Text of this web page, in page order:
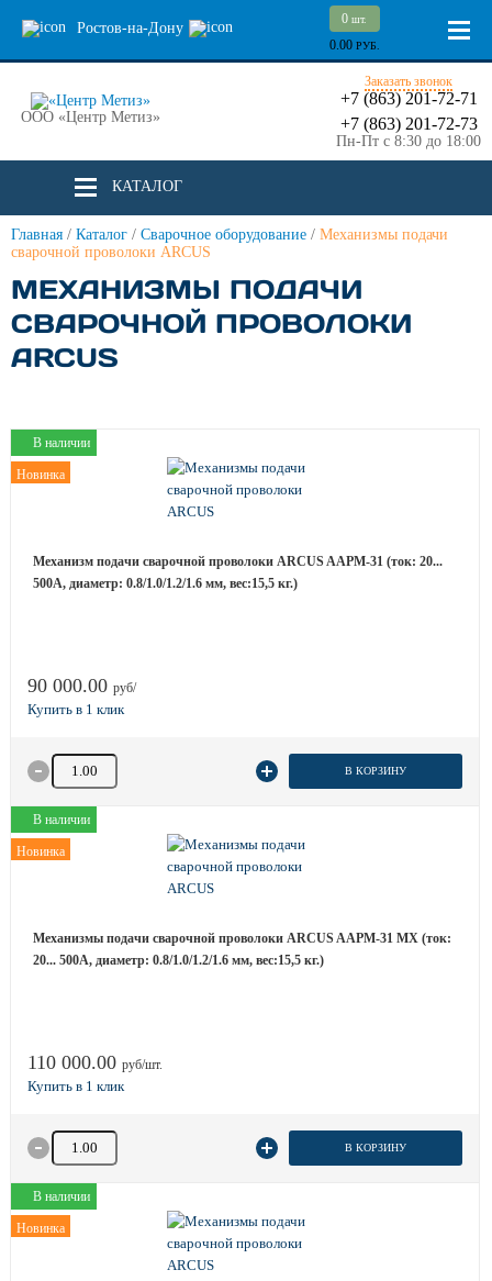
Ростов-на-Дону
0 шт.
0.00 РУБ.
ООО «Центр Метиз»
Заказать звонок
+7 (863) 201-72-71
+7 (863) 201-72-73
Пн-Пт с 8:30 до 18:00
КАТАЛОГ
Главная / Каталог / Сварочное оборудование / Механизмы подачи
сварочной проволоки ARCUS
МЕХАНИЗМЫ ПОДАЧИ
СВАРОЧНОЙ ПРОВОЛОКИ
ARCUS
В наличии
Новинка
Механизм подачи сварочной проволоки ARCUS AAPM-31 (ток: 20...
500А, диаметр: 0.8/1.0/1.2/1.6 мм, вес:15,5 кг.)
90 000.00 руб/
Количество товара В КОРЗИНУ
В наличии
Новинка
Механизмы подачи сварочной проволоки ARCUS AAPM-31 MX (ток:
20... 500А, диаметр: 0.8/1.0/1.2/1.6 мм, вес:15,5 кг.)
110 000.00 руб/шт.
Количество товара В КОРЗИНУ
В наличии
Новинка